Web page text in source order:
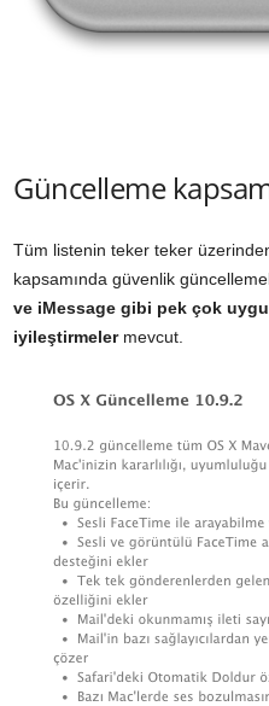
Güncelleme
Tüm listenin teker teker
kapsamında güvenlik
ve iMessage gibi pek çok
iyileştirmelermevcut.